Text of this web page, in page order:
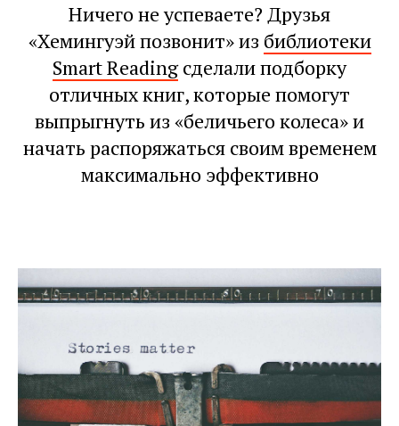
Ничего не успеваете? Друзья
«Хемингуэй позвонит» из библиотеки
Smart Readingсделали подборку
отличных книг, которые помогут
выпрыгнуть из «беличьего колеса» и
начать распоряжаться своим временем
максимально эффективно